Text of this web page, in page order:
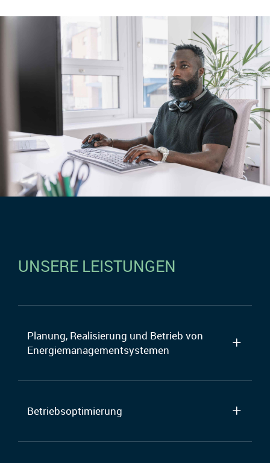
UNSERE LEISTUNGEN
Planung, Realisierung und Betrieb von
Energiemanagementsystemen
Betriebsoptimierung